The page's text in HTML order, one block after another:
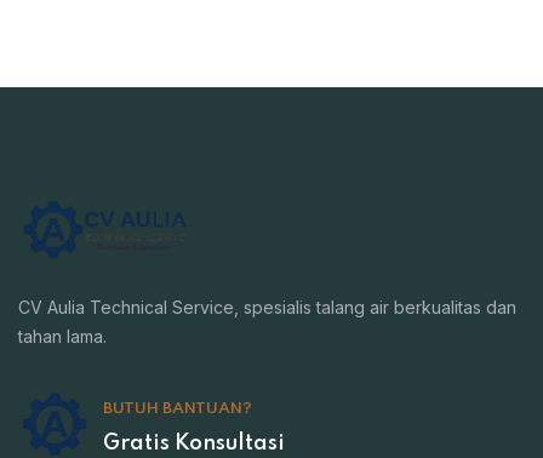
CV Aulia Technical Service, spesialis talang air berkualitas dan
tahan lama.
BUTUH BANTUAN?
Gratis Konsultasi